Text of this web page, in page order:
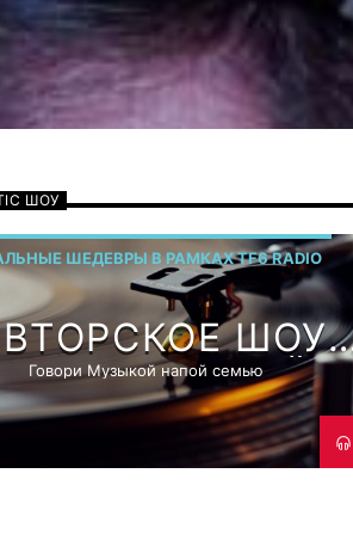
ШОУ
ШЕДЕВРЫ В РАМКАХ TF6 RADIO
ШОУ
МУЗЫКОЙ!
РОМАНОМ
МЕЛЬМОНТ!
Говори Музыкой напой семью